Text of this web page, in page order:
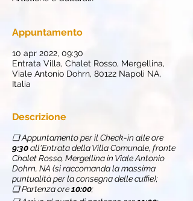
Appuntamento
10 apr 2022, 09:30
Entrata Villa, Chalet Rosso, Mergellina,
Viale Antonio Dohrn, 80122 Napoli NA,
Italia
Descrizione
❏ Appuntamento per il Check-in alle ore
9:30all'Entrata della Villa Comunale, fronte
Chalet Rosso, Mergellina in Viale Antonio
Dohrn, NA (si raccomanda la massima
puntualità per la consegna delle cuffie);
❏ Partenza ore10:00;